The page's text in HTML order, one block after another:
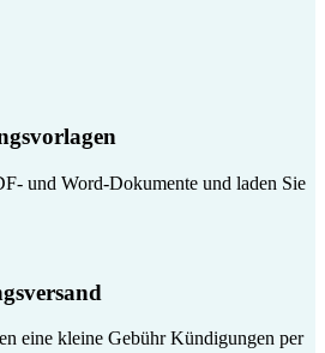
und Word-Dokumente und laden Sie
eine kleine Gebühr Kündigungen per